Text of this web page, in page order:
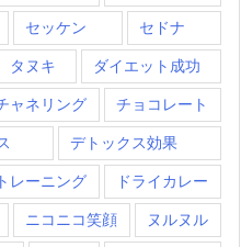
セッケン セドナ
タヌキ ダイエット成功
ャネリング チョコレート
デトックス効果
トレーニング ドライカレー
ニコニコ笑顔 ヌルヌル